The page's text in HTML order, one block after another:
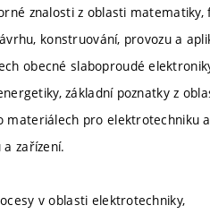
znalosti z oblasti
konstruování, provozu a
obecné slaboproudé
základní poznatky z
materiálech pro elektrotechniku
zařízení.
v oblasti elektrotechniky,